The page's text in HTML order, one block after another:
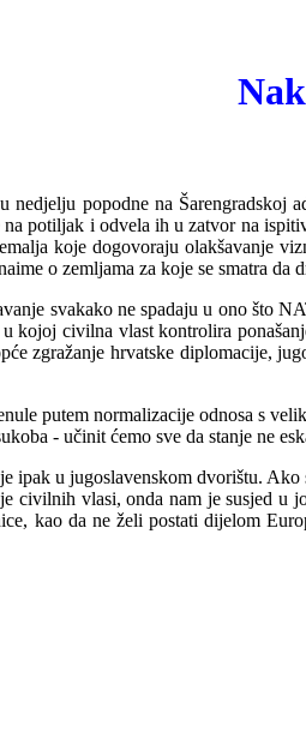
nedjelju popodne na
potiljak i odvela ih u zatvor na
koje dogovoraju olakšavanje
o zemljama za koje se smatra
svakako ne spadaju u ono što
kojoj civilna vlast kontrolira
zgražanje hrvatske diplomacije,
ule putem normalizacije odnosa s
- učinit ćemo sve da stanje ne
ipak u jugoslavenskom dvorištu.
civilnih vlasi, onda nam je susjed u
kao da ne želi postati dijelom